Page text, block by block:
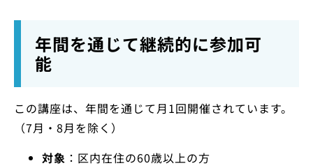
年間を通じて継続的に参加可
能
この講座は、年間を通じて月1回開催されています。
（7月・8月を除く）
対象 ：区内在住の60歳以上の方